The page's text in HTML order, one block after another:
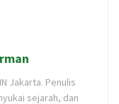
Jakarta. Penulis
sejarah, dan